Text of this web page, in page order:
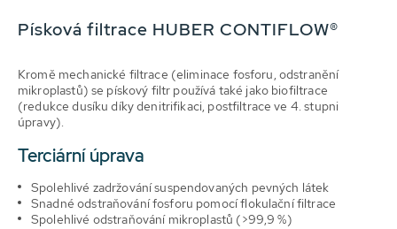
Písková filtrace HUBER CONTIFLOW®
Kromě mechanické filtrace (eliminace fosforu, odstranění
mikroplastů) se pískový filtr používá také jako biofiltrace
(redukce dusíku díky denitrifikaci, postfiltrace ve 4. stupni
úpravy).
Terciární úprava
Spolehlivé zadržování suspendovaných pevných látek
Snadné odstraňování fosforu pomocí flokulační filtrace
Spolehlivé odstraňování mikroplastů (>99,9 %)